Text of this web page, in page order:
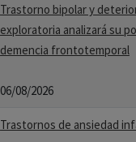
Trastorno bipolar y
exploratoria analizará su
demencia frontotemporal
06/08/2026
Trastornos de ansiedad